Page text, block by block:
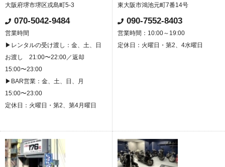
大阪府堺市堺区戎島町5-3
070-5042-9484
営業時間
▶レンタルの受け渡し：金、土、日
お渡し 21:00〜22:00／返却
15:00〜23:00
▶BAR営業：金、土、日、月
15:00〜23:00
定休日：火曜日・第2、第4月曜日
東大阪市鴻池元町7番14号
090-7552-8403
営業時間：10:00～19:00
定休日：火曜日・第2、4水曜日